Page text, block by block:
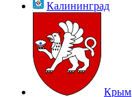
Калининград
Крым